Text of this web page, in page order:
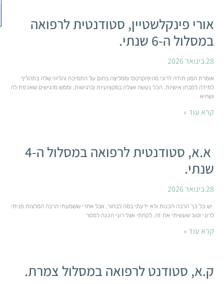
אורי פינקלשטיין, סטודנטית לרפואה
במסלול ה-6 שנתי.
28 בינואר 2026
אומרת המון תודה לרוני מהיפוקרטס וממליצה בחום על התמיכה והליווי שלה בתהליך
למידה למבחן אישיות. הכל נעשה אצלה במקצועיות וברגישות, וממש מרגישים שאכפת לה
ושהיא
קרא עוד »
א.א, סטודנטית לרפואה במסלול ה-4
שנתי.
28 בינואר 2026
יש כל כך הרבה הכנות ולא ידעתי במה לבחור, אבל אחרי ששמעתי הרבה המלצות פניתי
לרוני וטוב שעשיתי את זה. לקחתי אצל רוני הכנה למסר
קרא עוד »
ק.א, סטודנט לרפואה במסלול צמרת.